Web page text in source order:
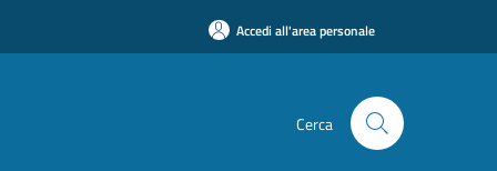
Accedi all'area personale
Cerca